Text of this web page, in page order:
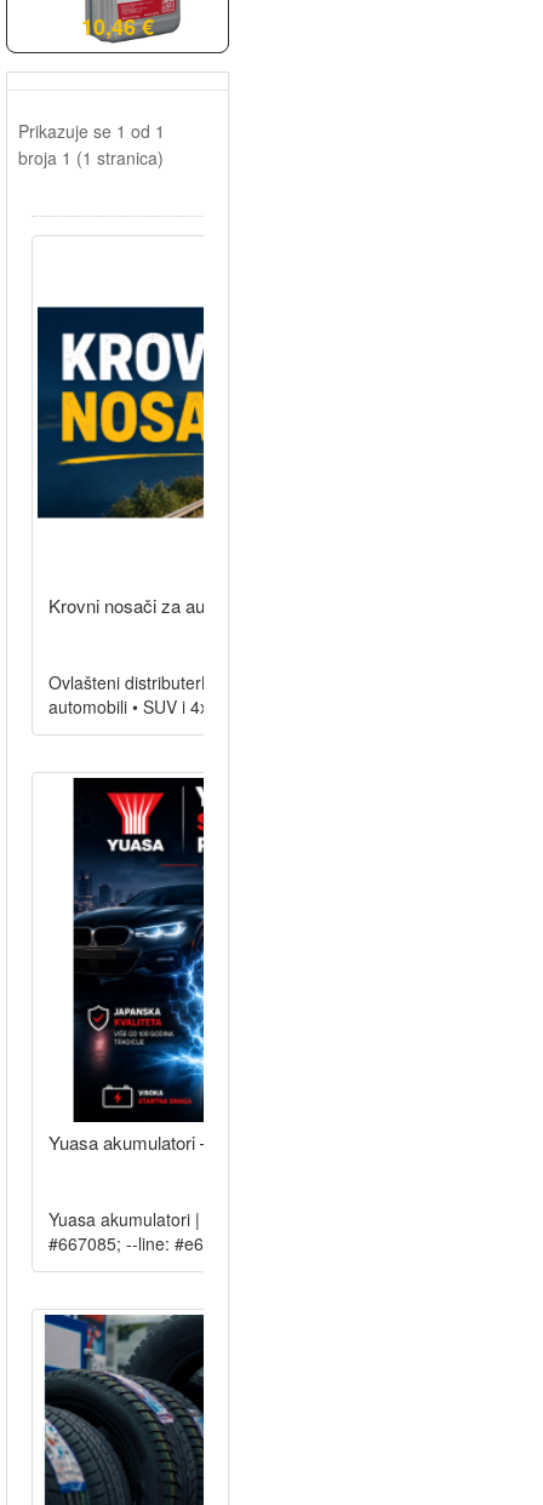
10,46 €
Prikazuje se 1 od 1
broja 1 (1 stranica)
Krovni nosači za automobile | Prona..
Ovlašteni distributerKrovni nosači za svaki automobilOsobni
automobili • SUV i 4x4 • Kombi vozila • MPVOs.....
Yuasa akumulatori – japanska kvalit..
Yuasa akumulatori | Molydon :root { --ink: #10151f; --muted:
#667085; --line: #e6e9ef;.....